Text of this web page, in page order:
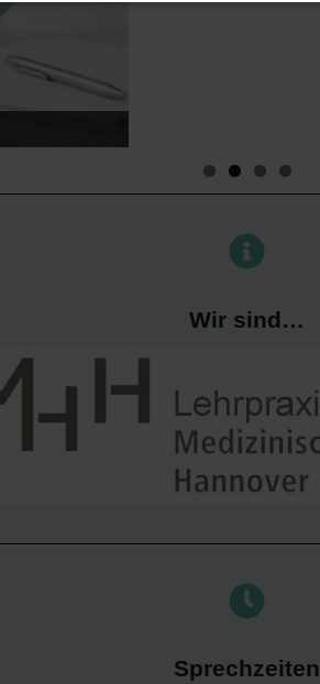
Wir sind…
Sprechzeiten